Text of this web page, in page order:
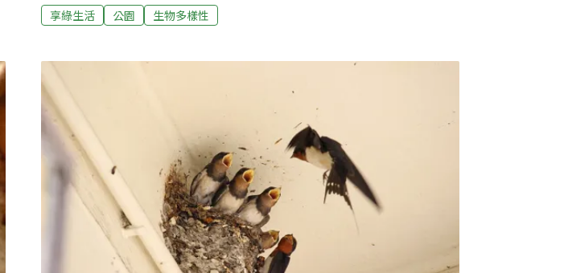
MacLehose，1971–1982）。他為人熟知的政績包括公共房屋計劃、廉政
公署（ICAC）的成立，以及著名的「麥理浩徑」。然而，他較為低調但同
香港首四個郊野公園。大多數人視郊野公園為休閒及自然保育的綠洲。這
固然正確，但故事的背後，其實還有政治、身份與社會穩定的考量。郊野
公園的誕生，正是殖民政府在面對社會變遷與不確定前景之下的策略性回
應。那麼，這一切究竟是如何開始的？讓我們回到那個年代，一探究竟。
麥理浩時代之前香港上世紀的林業發展，正是歷史起伏的縮影。
享綠生活 公園 生物多樣性